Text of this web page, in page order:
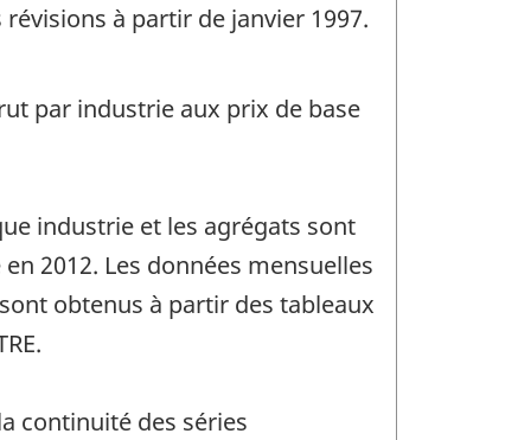
à partir de janvier 1997.
par industrie aux prix de base
industrie et les agrégats sont
2012. Les données mensuelles
obtenus à partir des tableaux
continuité des séries